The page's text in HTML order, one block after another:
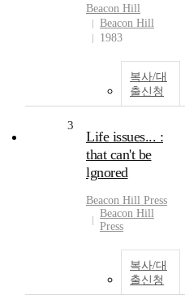
Beacon Hill
Beacon Hill
1983
복사/대
출신청
3
Life issues... :
that can't be
lgnored
Beacon Hill Press
Beacon Hill
Press
복사/대
출신청